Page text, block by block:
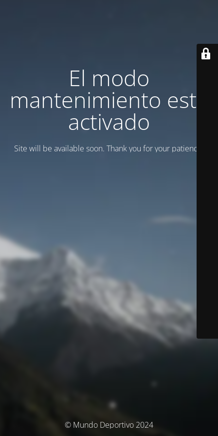
El modo
mantenimiento está
activado
Site will be available soon. Thank you for your patience!
© Mundo Deportivo 2024